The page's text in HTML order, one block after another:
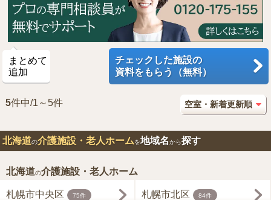
まとめて
追加
チェックした施設の
資料をもらう（無料）
5件中/1～5件
北海道の介護施設・老人ホームを地域名から探す
北海道の介護施設・老人ホーム
札幌市中央区 75件 札幌市北区 84件